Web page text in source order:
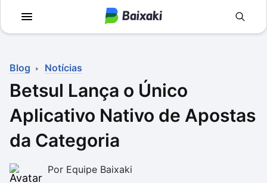
Televisão e
Em Terceira
Blog Notícias
Betsul Lança o Único
Aplicativo Nativo de Apostas
da Categoria
Por Equipe Baixaki